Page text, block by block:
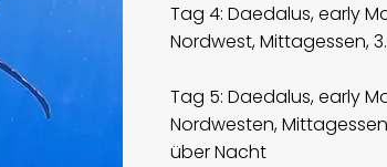
Tag 4: Daedalus, early
Nordwest, Mittagessen,
Tag 5: Daedalus, early
Nordwesten,
über Nacht